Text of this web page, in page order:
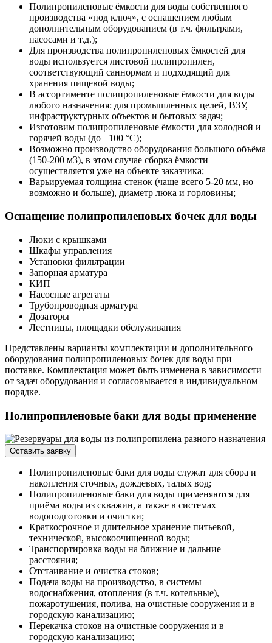
Полипропиленовые ёмкости для воды собственного
производства «под ключ», с оснащением любым
дополнительным оборудованием (в т.ч. фильтрами,
насосами и т.д.);
Для производства полипропиленовых ёмкостей для
воды используется листовой полипропилен,
соответствующий саннормам и подходящий для
хранения пищевой воды;
В ассортименте полипропиленовые ёмкости для воды
любого назначения: для промышленных целей, ВЗУ,
инфраструктурных объектов и бытовых задач;
Изготовим полипропиленовые ёмкости для холодной и
горячей воды (до +100 °C);
Возможно производство оборудования большого объёма
(150-200 м3), в этом случае сборка ёмкости
осуществляется уже на объекте заказчика;
Варьируемая толщина стенок (чаще всего 5-20 мм, но
возможно и больше), диаметр люка и горловины;
Оснащение полипропиленовых бочек для воды
Люки с крышками
Шкафы управления
Установки фильтрации
Запорная арматура
КИП
Насосные агрегаты
Трубопроводная арматура
Дозаторы
Лестницы, площадки обслуживания
Представлены варианты комплектации и дополнительного
оборудования полипропиленовых бочек для воды при
поставке. Комплектация может быть изменена в зависимости
от задач оборудования и согласовывается в индивидуальном
порядке.
Полипропиленовые баки для воды применение
Оставить заявку
Полипропиленовые баки для воды служат для сбора и
накопления сточных, дождевых, талых вод;
Полипропиленовые баки для воды применяются для
приёма воды из скважин, а также в системах
водоподготовки и очистки;
Краткосрочное и длительное хранение питьевой,
технической, высокоочищенной воды;
Транспортировка воды на ближние и дальние
расстояния;
Отстаивание и очистка стоков;
Подача воды на производство, в системы
водоснабжения, отопления (в т.ч. котельные),
пожаротушения, полива, на очистные сооружения и в
городскую канализацию;
Перекачка стоков на очистные сооружения и в
городскую канализацию;